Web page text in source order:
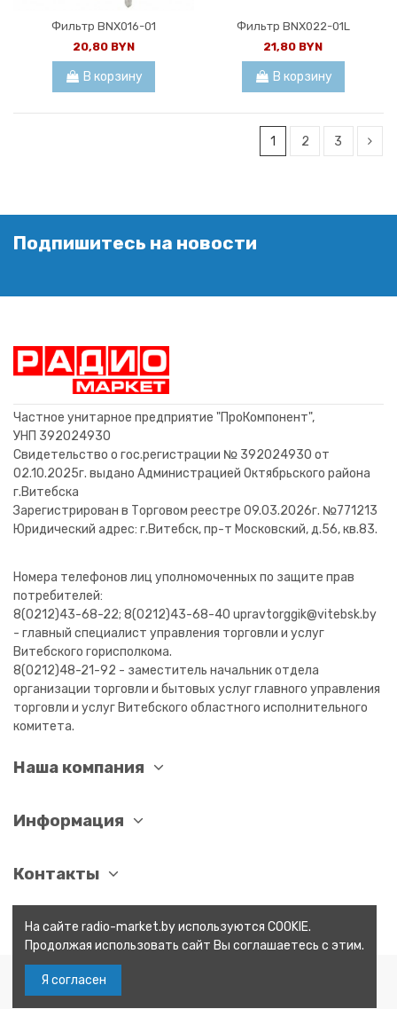
Фильтр BNX016-01
20,80 BYN
В корзину
Фильтр BNX022-01L
21,80 BYN
В корзину
1 2 3
Подпишитесь на новости
Наша компания
Информация
Контакты
Частное унитарное предприятие "ПроКомпонент",
УНП 392024930
Свидетельство о гос.регистрации № 392024930 от
02.10.2025г. выдано Администрацией Октябрьского района
г.Витебска
Зарегистрирован в Торговом реестре 09.03.2026г. №771213
Юридический адрес: г.Витебск, пр-т Московский, д.56, кв.83.
Номера телефонов лиц уполномоченных по защите прав
потребителей:
8(0212)43-68-22; 8(0212)43-68-40 upravtorggik@vitebsk.by
- главный специалист управления торговли и услуг
Витебского горисполкома.
8(0212)48-21-92 - заместитель начальник отдела
организации торговли и бытовых услуг главного управления
торговли и услуг Витебского областного исполнительного
комитета.
На сайте radio-market.by используются COOKIE.
Продолжая использовать сайт Вы соглашаетесь с этим.
Я согласен